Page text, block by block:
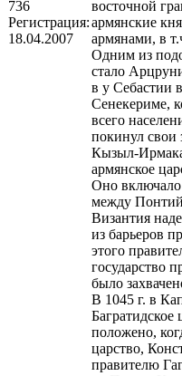
736
Регистрация:
18.04.2007
восточной
армянские
армянами, в
Одним из
стало
в у Себастии
Сенекериме,
всего
покинул свои
Кызыл-
армянское
Оно включало
между
Византия
из барьеров
этого
государство
было
В 1045 г. в
Багратидское
положено,
царство,
правителю